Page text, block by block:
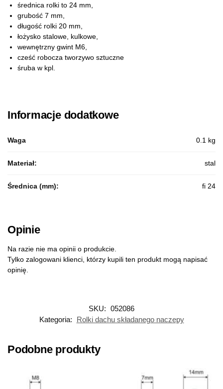
średnica rolki to 24 mm,
grubość 7 mm,
długość rolki 20 mm,
łożysko stalowe, kulkowe,
wewnętrzny gwint M6,
cześć robocza tworzywo sztuczne
śruba w kpl.
Informacje dodatkowe
Waga 0.1 kg
Materiał: stal
Średnica (mm): fi 24
Opinie
Na razie nie ma opinii o produkcie.
Tylko zalogowani klienci, którzy kupili ten produkt mogą napisać
opinię.
SKU: 052086
Kategoria:
Rolki dachu składanego naczepy
Podobne produkty